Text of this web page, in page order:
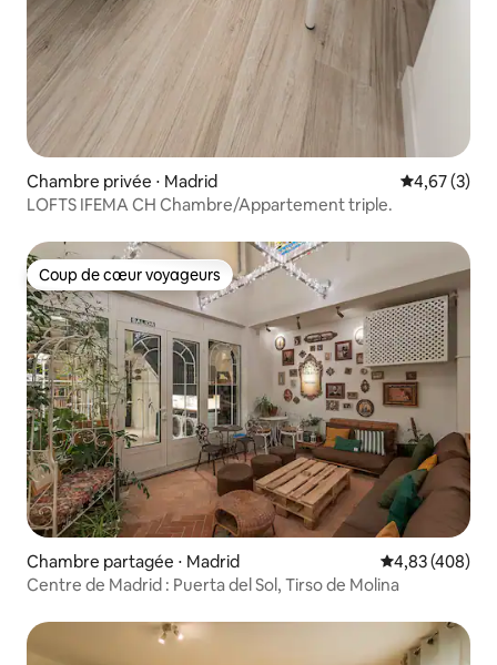
Chambre privée ⋅ Madrid Évaluation
4,67 (3)
LOFTS IFEMA CH Chambre/Appartement triple.
Coup de cœur voyageurs
Coup de cœur voyageurs
Chambre partagée ⋅ Madrid Évaluation
4,83 (408)
Centre de Madrid : Puerta del Sol, Tirso de Molina